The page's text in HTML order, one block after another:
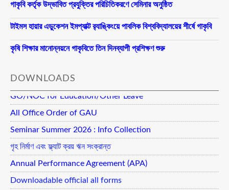
গাকৃবি কর্তৃক উদ্ভাবিত প্রযুক্তির পরিচিতিকরণে সেমিনার অনুষ্ঠিত
টাইমস হায়ার এডুকেশন ইমপ্যাক্ট র‍্যাঙ্কিংয়ে পাবলিক বিশ্ববিদ্যালয়ের শীর্ষে গাকৃবি
কৃষি শিক্ষার মানোন্নয়নে গাকৃবিতে তিন দিনব্যাপী প্রশিক্ষণ শুরু
DOWNLOADS
GO/NOC for Education/Other Leave
All Office Order of GAU
Seminar Summer 2026 : Info Collection
গৃহ নির্মাণ এবং ফ্ল্যাট ক্রয় ঋন সংক্রান্ত
Annual Performance Agreement (APA)
Downloadable official all forms